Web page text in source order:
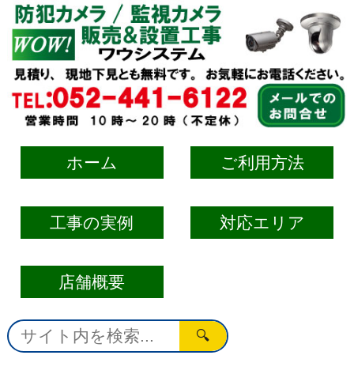
ホーム ご利用方法
工事の実例 対応エリア
店舗概要
🔍